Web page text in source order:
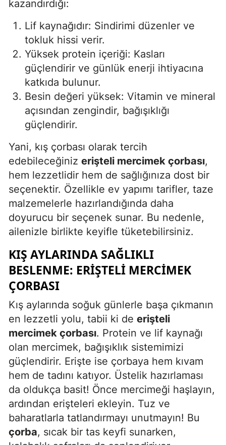
Manisa
Kahramanmaraş
Mardin
Muğla
Muş
Niğde
Ordu
Rize
Sakarya
Samsun
Siirt
Sinop
Tekirdağ
Tokat
Trabzon
Tunceli
Şanlıurfa
Uşak
Van
kazandırdığı:
Lif kaynağıdır: Sindirimi düzenler ve
tokluk hissi verir.
Yüksek protein içeriği: Kasları
güçlendirir ve günlük enerji ihtiyacına
katkıda bulunur.
Besin değeri yüksek: Vitamin ve mineral
açısından zengindir, bağışıklığı
güçlendirir.
Yani, kış çorbası olarak tercih
edebileceğiniz erişteli mercimek çorbası,
hem lezzetlidir hem de sağlığınıza dost bir
seçenektir. Özellikle ev yapımı tarifler, taze
malzemelerle hazırlandığında daha
doyurucu bir seçenek sunar. Bu nedenle,
ailenizle birlikte keyifle tüketebilirsiniz.
KIŞ AYLARINDA SAĞLIKLI
BESLENME: ERIŞTELI MERCIMEK
ÇORBASI
Kış aylarında soğuk günlerle başa çıkmanın
en lezzetli yolu, tabii ki de erişteli
mercimek çorbası. Protein ve lif kaynağı
olan mercimek, bağışıklık sistemimizi
güçlendirir. Erişte ise çorbaya hem kıvam
hem de tadını katıyor. Üstelik hazırlaması
da oldukça basit! Önce mercimeği haşlayın,
ardından erişteleri ekleyin. Tuz ve
baharatlarla tatlandırmayı unutmayın! Bu
çorba, sıcak bir tas keyfi sunarken,